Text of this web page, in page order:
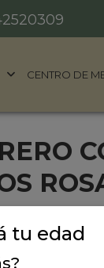
CENTRO DE
arreglo
Incluye
tu edad